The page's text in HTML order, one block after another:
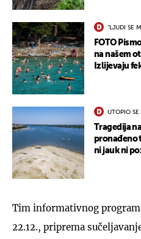
"LJUDI SE
FOTO
na našem
Izlijevaju
UTOPIO SE
Tragedija
pronađeno
ni jauk ni
Tim informativnog
22.12., priprema